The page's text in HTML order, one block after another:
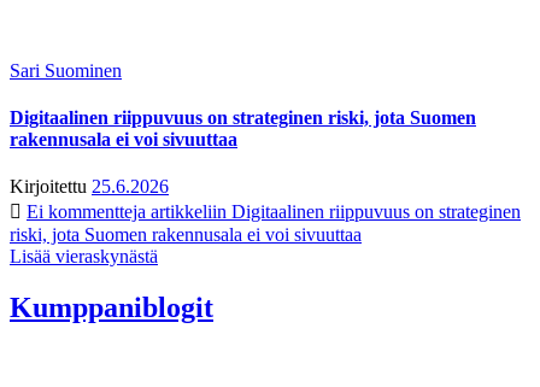
Sari Suominen
Digitaalinen riippuvuus on strateginen riski, jota Suomen
rakennusala ei voi sivuuttaa
Kirjoitettu 25.6.2026
Ei kommentteja artikkeliin Digitaalinen riippuvuus on strateginen
riski, jota Suomen rakennusala ei voi sivuuttaa
Lisää vieraskynästä
Kumppaniblogit